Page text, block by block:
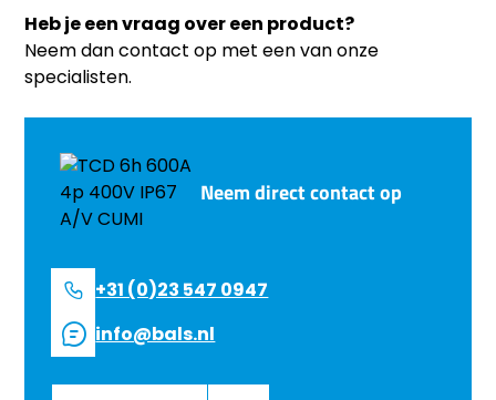
Heb je een vraag over een product?
Neem dan contact op met een van onze
specialisten.
Neem direct contact op
+31 (0)23 547 0947
info@bals.nl